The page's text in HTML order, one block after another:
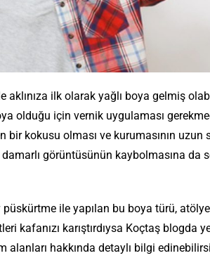
aklınıza ilk olarak yağlı boya gelmiş
olduğu için vernik uygulaması
bir kokusu olması ve kurumasının uzun
görüntüsünün kaybolmasına da
ile yapılan bu boya türü,
kafanızı karıştırdıysa Koçtaş blogda
alanları hakkında detaylı bilgi